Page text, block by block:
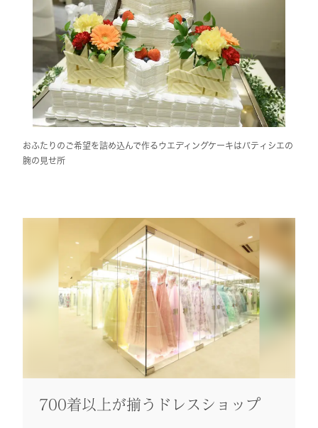
おふたりのご希望を詰め込んで作るウエディングケーキはパティシエの
腕の見せ所
700着以上が揃うドレスショップ